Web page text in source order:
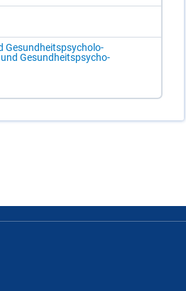
Ge­sund­heits­psy­cho­lo­
Ge­sund­heits­psy­cho­